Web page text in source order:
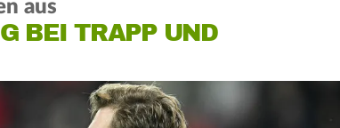
aus
BEI TRAPP UND